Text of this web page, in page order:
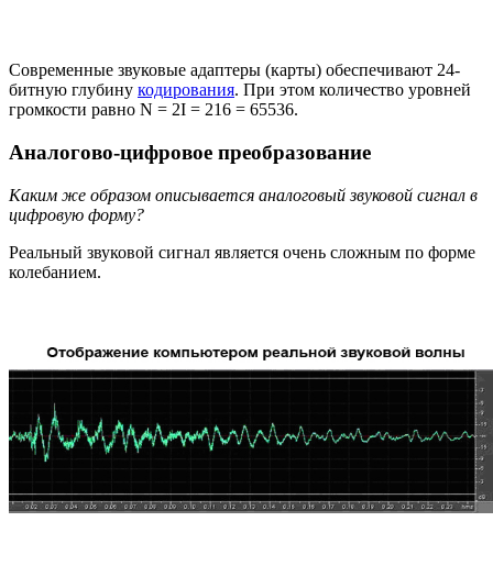
Современные звуковые адаптеры (карты) обеспечивают 24-
битную глубину кодирования. При этом количество уровней
громкости равно N = 2I = 216 = 65536.
Аналогово-цифровое преобразование
Каким же образом описывается аналоговый звуковой сигнал в
цифровую форму?
Реальный звуковой сигнал является очень сложным по форме
колебанием.